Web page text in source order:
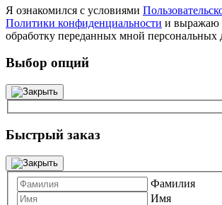
Я ознакомился с условиями
Политики конфиденциальности и выражаю
обработку переданных мной персональных
Выбор опций
Быстрый заказ
Фамилия
Имя